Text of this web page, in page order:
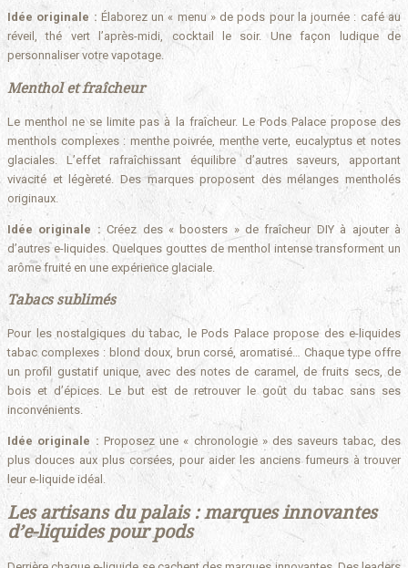
Idée originale : Élaborez un « menu » de pods pour la journée : café au
réveil, thé vert l’après-midi, cocktail le soir. Une façon ludique de
personnaliser votre vapotage.
Menthol et fraîcheur
Le menthol ne se limite pas à la fraîcheur. Le Pods Palace propose des
menthols complexes : menthe poivrée, menthe verte, eucalyptus et notes
glaciales. L’effet rafraîchissant équilibre d’autres saveurs, apportant
vivacité et légèreté. Des marques proposent des mélanges mentholés
originaux.
Idée originale :Créez des « boosters » de fraîcheur DIY à ajouter à
d’autres e-liquides. Quelques gouttes de menthol intense transforment un
arôme fruité en une expérience glaciale.
Tabacs sublimés
Pour les nostalgiques du tabac, le Pods Palace propose des e-liquides
tabac complexes : blond doux, brun corsé, aromatisé… Chaque type offre
un profil gustatif unique, avec des notes de caramel, de fruits secs, de
bois et d’épices. Le but est de retrouver le goût du tabac sans ses
inconvénients.
Idée originale : Proposez une « chronologie » des saveurs tabac, des
plus douces aux plus corsées, pour aider les anciens fumeurs à trouver
leur e-liquide idéal.
Les artisans du palais : marques innovantes
d’e-liquides pour pods